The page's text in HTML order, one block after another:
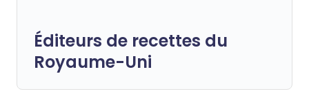
Éditeurs de recettes du
Royaume-Uni